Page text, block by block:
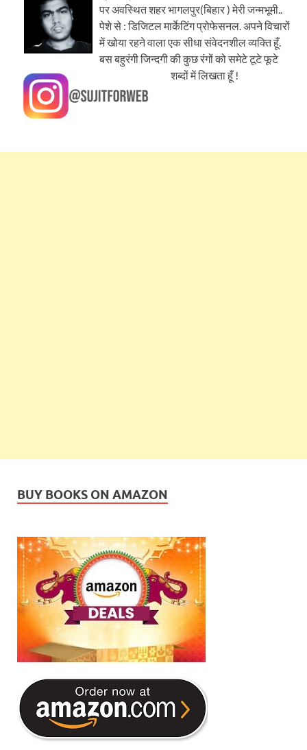
पर अवस्थित शहर भागलपुर(बिहार ) मेरी जन्मभूमी..
पेशे से : डिजिटल मार्केटिंग प्रोफेसनल. अपने विचारों
में खोया रहने वाला एक सीधा संवेदनशील व्यक्ति हूँ.
बस बहुरंगी जिन्दगी की कुछ रंगों को समेटे टूटे फूटे
शब्दों में लिखता हूँ !
BUY BOOKS ON AMAZON